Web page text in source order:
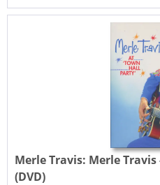
Merle Travis: Merle
(DVD)